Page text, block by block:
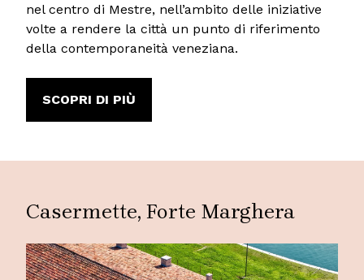
nel centro di Mestre, nell’ambito delle iniziative
volte a rendere la città un punto di riferimento
della contemporaneità veneziana.
SCOPRI DI PIÙ
Casermette, Forte Marghera